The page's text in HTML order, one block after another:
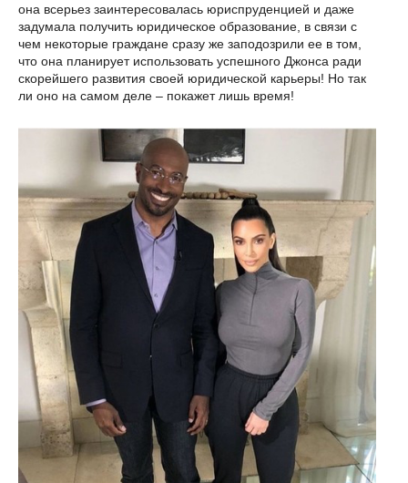
она всерьез заинтересовалась юриспруденцией и даже
задумала получить юридическое образование, в связи с
чем некоторые граждане сразу же заподозрили ее в том,
что она планирует использовать успешного Джонса ради
скорейшего развития своей юридической карьеры! Но так
ли оно на самом деле – покажет лишь время!